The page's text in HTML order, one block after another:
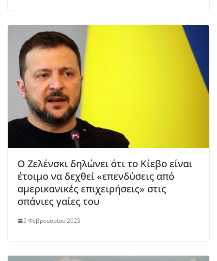
Ο Ζελένσκι δηλώνει ότι το Κίεβο είναι
έτοιμο να δεχθεί «επενδύσεις από
αμερικανικές επιχειρήσεις» στις
σπάνιες γαίες του
5 Φεβρουαρίου 2025